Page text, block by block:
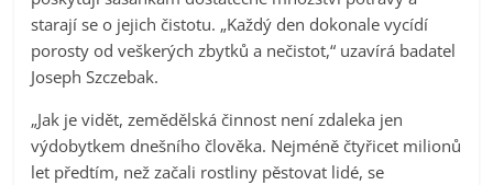
starají se o jejich čistotu. „Každý den dokonale vycídí
porosty od veškerých zbytků a nečistot,“ uzavírá badatel
Joseph Szczebak.
„Jak je vidět, zemědělská činnost není zdaleka jen
výdobytkem dnešního člověka. Nejméně čtyřicet milionů
let předtím, než začali rostliny pěstovat lidé, se